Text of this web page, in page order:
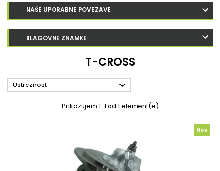
NAŠE UPORABNE POVEZAVE
BLAGOVNE ZNAMKE
T-CROSS
Ustreznost 
Prikazujem 1-1 od 1 element(e)
Nov